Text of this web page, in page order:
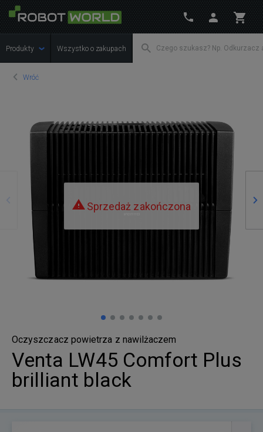
Produkty Wszystko o zakupach
Wróć
Sprzedaż zakończona
Oczyszczacz powietrza z nawilżaczem
Venta LW45 Comfort Plus
brilliant black